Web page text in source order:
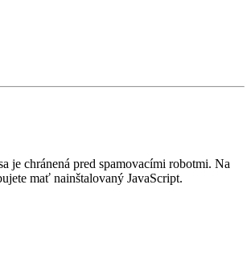
je chránená pred spamovacími robotmi. Na
mať nainštalovaný JavaScript.